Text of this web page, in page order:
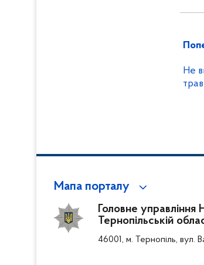
Не
Мапа порталу
Головне управління
Тернопільській
46001, м. Тернопіль, вул.